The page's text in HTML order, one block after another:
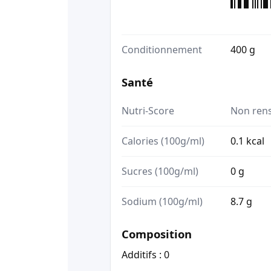
Conditionnement 400 g
Santé
Nutri-Score Non
Calories (100g/ml) 0.1 kcal
Sucres (100g/ml) 0 g
Sodium (100g/ml) 8.7 g
Composition
Additifs : 0